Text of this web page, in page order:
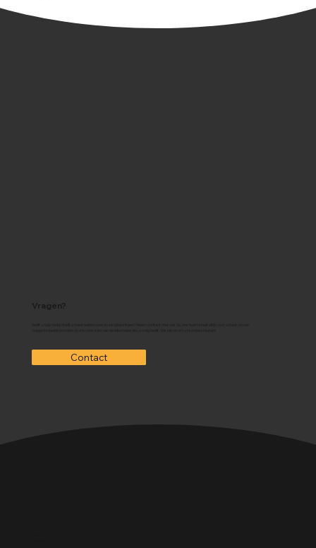
Vragen?
Contact